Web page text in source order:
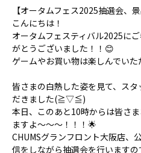
【オータムフェス2025抽選会、
こんにちは！
オータムフェスティバル2025に
がとうございました！！😊
ゲームやお買い物は楽しんでい
皆さまの白熱した姿を見て、ス
だきました(≧▽≦)
本日、このあと10時からは皆さ
ますよ～～～！！！🌟
CHUMSグランフロント大阪店、
信をしながら抽選会を行います